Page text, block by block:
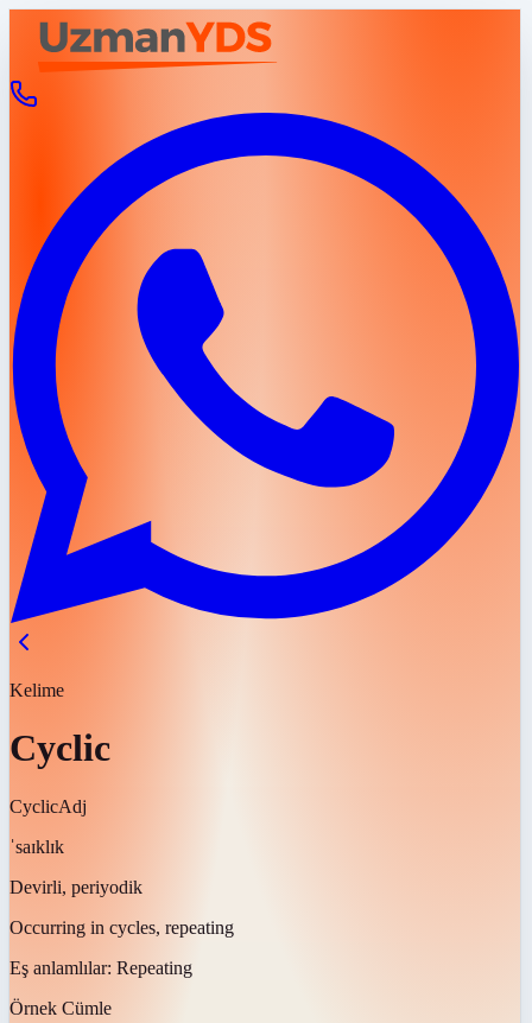
Kelime
Cyclic
CyclicAdj
ˈsaɪklɪk
Devirli, periyodik
Occurring in cycles, repeating
Eş anlamlılar: Repeating
Örnek Cümle